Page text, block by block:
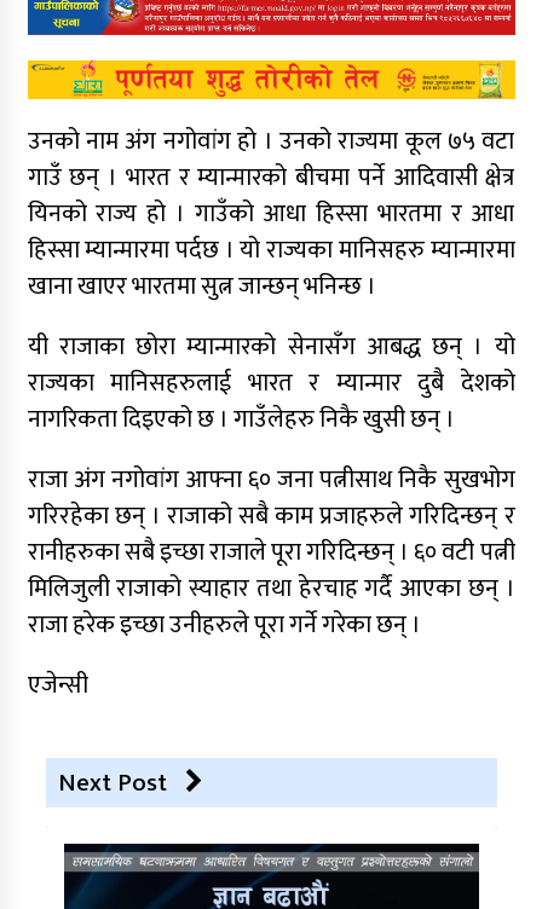
उनको नाम अंग नगोवांग हो । उनको राज्यमा कूल ७५ वटा
गाउँ छन् । भारत र म्यान्मारको बीचमा पर्ने आदिवासी क्षेत्र
यिनको राज्य हो । गाउँको आधा हिस्सा भारतमा र आधा
हिस्सा म्यान्मारमा पर्दछ । यो राज्यका मानिसहरु म्यान्मारमा
खाना खाएर भारतमा सुत्न जान्छन् भनिन्छ ।
यी राजाका छोरा म्यान्मारको सेनासँग आबद्ध छन् । यो
राज्यका मानिसहरुलाई भारत र म्यान्मार दुबै देशको
नागरिकता दिइएको छ । गाउँलेहरु निकै खुसी छन् ।
राजा अंग नगोवांग आफ्ना ६० जना पत्नीसाथ निकै सुखभोग
गरिरहेका छन् । राजाको सबै काम प्रजाहरुले गरिदिन्छन् र
रानीहरुका सबै इच्छा राजाले पूरा गरिदिन्छन् । ६० वटी पत्नी
मिलिजुली राजाको स्याहार तथा हेरचाह गर्दै आएका छन् ।
राजा हरेक इच्छा उनीहरुले पूरा गर्ने गरेका छन् ।
एजेन्सी
Next Post